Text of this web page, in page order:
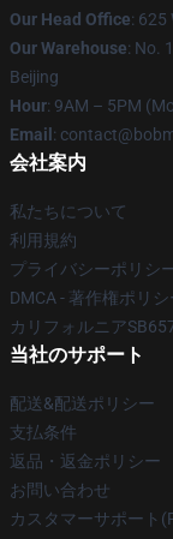
Our Head Office: 625
Our Warehouse: No.
Beijing
Hour: 9AM – 5PM
Email :
会社案内
私たちについて
利用規約
プライバシーポリシ
DMCA - 著作権ポリシ
カリフォルニア
当社のサポート
配送&配送ポリシー
支払条件
返品・返金ポリシー
お問い合わせ
カスタマーサポート